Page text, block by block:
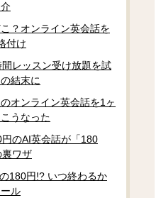
？オンライン英会話を
付け
間レッスン受け放題を試
結末に
オンライン英会話を1ヶ
うなった
円のAI英会話が「180
ワザ
180円!? いつ終わるか
ル